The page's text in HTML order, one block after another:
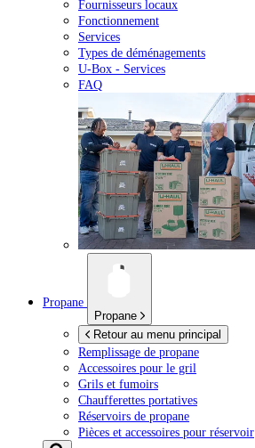
Fournisseurs locaux
Fonctionnement
Services
Types de déménagements
U-Box - Services
FAQ
Propane
Propane
Retour au menu principal
Remplissage de propane
Accessoires pour le gril
Grils et fumoirs
Chaufferettes portatives
Réservoirs de propane
Pièces et accessoires pour réservoir